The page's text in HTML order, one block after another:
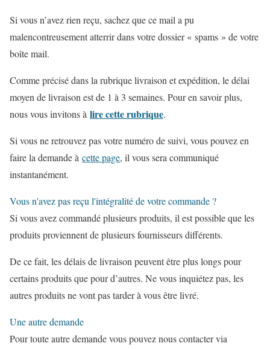
Si vous n’avez rien reçu, sachez que ce mail a pu
malencontreusement atterrir dans votre dossier « spams » de votre
boîte mail.
Comme précisé dans la rubrique livraison et expédition, le délai
moyen de livraison est de 1 à 3 semaines. Pour en savoir plus,
nous vous invitons à lire cette rubrique.
Si vous ne retrouvez pas votre numéro de suivi, vous pouvez en
faire la demande à cette page, il vous sera communiqué
instantanément.
Vous n'avez pas reçu l'intégralité de votre commande ?
Si vous avez commandé plusieurs produits, il est possible que les
produits proviennent de plusieurs fournisseurs différents.
De ce fait, les délais de livraison peuvent être plus longs pour
certains produits que pour d’autres. Ne vous inquiétez pas, les
autres produits ne vont pas tarder à vous être livré.
Une autre demande
Pour toute autre demande vous pouvez nous contacter via